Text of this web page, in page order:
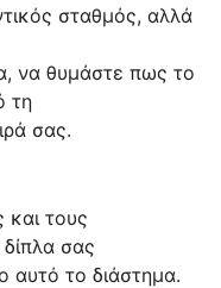
σταθμός, αλλά
να θυμάστε πως το
τη
σας.
και τους
σας
αυτό το διάστημα.